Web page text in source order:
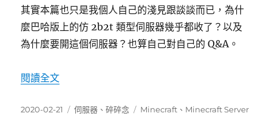
其實本篇也只是我個人自己的淺見跟談談而已，為什
麼巴哈版上的仿 2b2t 類型伺服器幾乎都收了？以及
為什麼要開這個伺服器？也算自己對自己的 Q&A。
閱讀全文〈台灣仿 2b2t 伺服器之服主淺見〉
發
2020-02-21
分
伺服器 、碎碎念
標
Minecraft 、 Minecraft Server